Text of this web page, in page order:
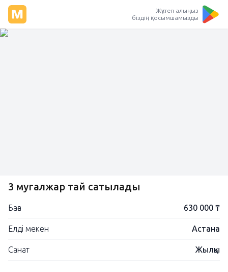
Жүктеп алыңыз
біздің қосымшамызды
3 мугалжар тай сатылады
Баға 630 000 ₸
Елді мекен Астана
Санат Жылқы